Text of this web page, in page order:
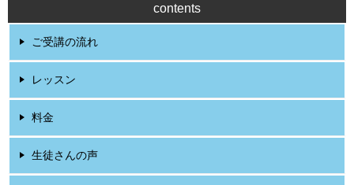
contents
ご受講の流れ
レッスン
料金
生徒さんの声